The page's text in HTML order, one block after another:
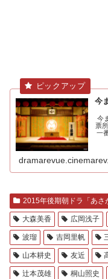
今
今
票
一
2015年後期朝ドラ「あさ
大森美香 広岡浅子
波瑠 吉岡里帆
山本耕史 友近
辻本茂雄 桐山照史